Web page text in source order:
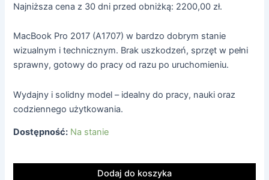
Najniższa cena z 30 dni przed obniżką: 2200,00zł.
MacBook Pro 2017 (A1707) w bardzo dobrym stanie
wizualnym i technicznym. Brak uszkodzeń, sprzęt w pełni
sprawny, gotowy do pracy od razu po uruchomieniu.
Wydajny i solidny model – idealny do pracy, nauki oraz
codziennego użytkowania.
Dostępność: Na stanie
Dodaj do koszyka